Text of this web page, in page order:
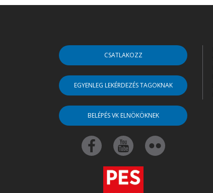
CSATLAKOZZ
EGYENLEG LEKÉRDEZÉS TAGOKNAK
BELÉPÉS VK ELNÖKÖKNEK